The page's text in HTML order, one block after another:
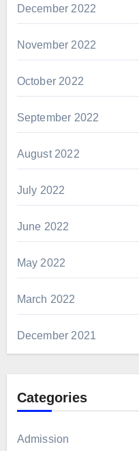
December 2022
November 2022
October 2022
September 2022
August 2022
July 2022
June 2022
May 2022
March 2022
December 2021
Categories
Admission